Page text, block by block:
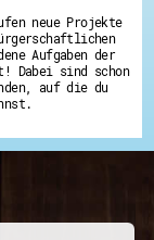
neue Projekte
Aufgaben der
Dabei sind schon
auf die du